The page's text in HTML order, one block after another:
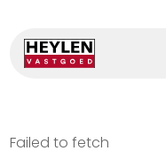
Failed to fetch